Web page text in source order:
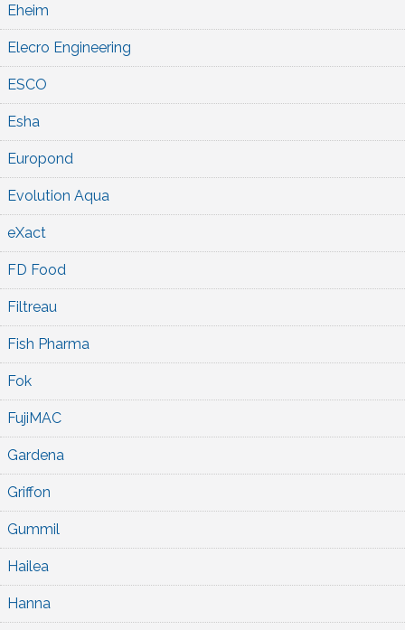
Eheim
Elecro Engineering
ESCO
Esha
Europond
Evolution Aqua
eXact
FD Food
Filtreau
Fish Pharma
Fok
FujiMAC
Gardena
Griffon
Gummil
Hailea
Hanna